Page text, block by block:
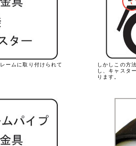
ームに取り付けられて
しかしこの方
し、キャスタ
ります。